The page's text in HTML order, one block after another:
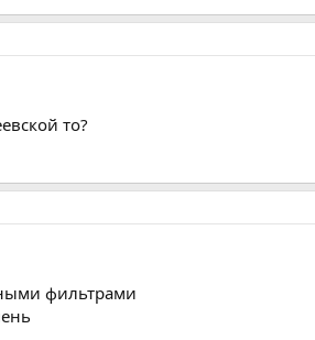
то?
фильтрами